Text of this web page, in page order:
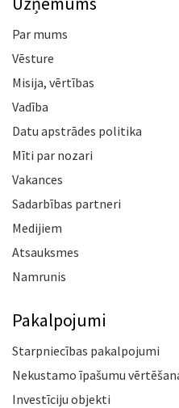
Par mums
Vēsture
Misija, vērtības
Vadība
Datu apstrādes politika
Mīti par nozari
Vakances
Sadarbības partneri
Medijiem
Atsauksmes
Namrunis
Pakalpojumi
Starpniecības pakalpojumi
Nekustamo īpašumu
Investīciju objekti